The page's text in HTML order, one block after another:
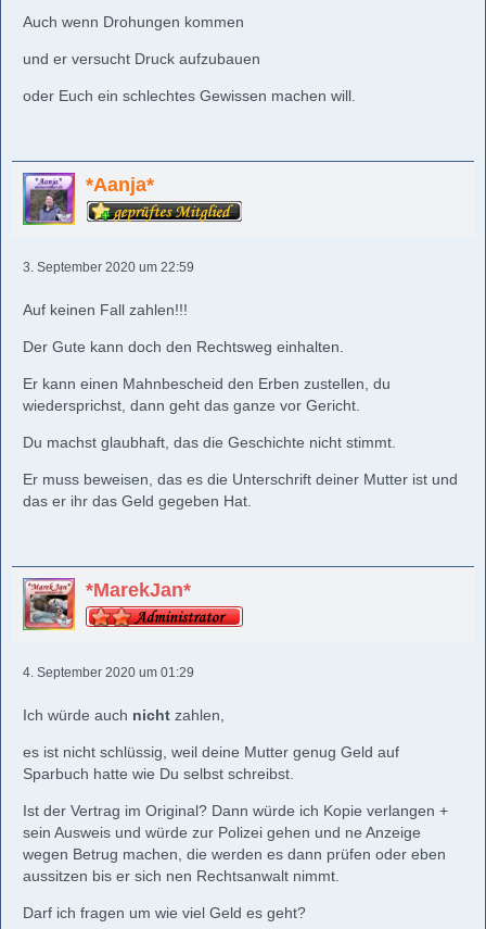
Auch wenn Drohungen kommen
und er versucht Druck aufzubauen
oder Euch ein schlechtes Gewissen machen will.
*Aanja*
3. September 2020 um 22:59
Auf keinen Fall zahlen!!!
Der Gute kann doch den Rechtsweg einhalten.
Er kann einen Mahnbescheid den Erben zustellen, du
wiedersprichst, dann geht das ganze vor Gericht.
Du machst glaubhaft, das die Geschichte nicht stimmt.
Er muss beweisen, das es die Unterschrift deiner Mutter ist und
das er ihr das Geld gegeben Hat.
*MarekJan*
4. September 2020 um 01:29
Ich würde auch nicht zahlen,
es ist nicht schlüssig, weil deine Mutter genug Geld auf
Sparbuch hatte wie Du selbst schreibst.
Ist der Vertrag im Original? Dann würde ich Kopie verlangen +
sein Ausweis und würde zur Polizei gehen und ne Anzeige
wegen Betrug machen, die werden es dann prüfen oder eben
aussitzen bis er sich nen Rechtsanwalt nimmt.
Darf ich fragen um wie viel Geld es geht?